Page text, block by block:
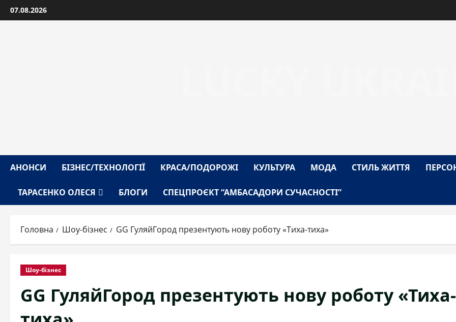
Перейти
до
07.08.2026
АНОНСИ БІЗНЕС/ТЕХНОЛОГІЇ КРАСА/ПОДОРОЖІ КУЛЬТУРА МОДА СТИЛЬ ЖИТТЯ
ТАРАСЕНКО ОЛЕСЯ БЛОГИ СПЕЦПРОЄКТ “АМБАСАДОРИ СУЧАСНОСТІ”
Головна Шоу-бізнес GG ГуляйГород презентують нову роботу «Тиха-тиха»
Шоу-бізнес
GG ГуляйГород презентують нову роботу «Тиха-